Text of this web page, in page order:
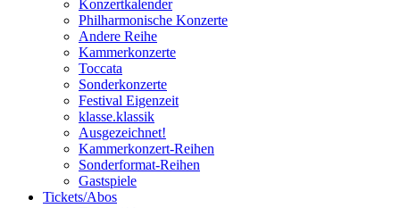
Konzertkalender
Philharmonische Konzerte
Andere Reihe
Kammerkonzerte
Toccata
Sonderkonzerte
Festival Eigenzeit
klasse.klassik
Ausgezeichnet!
Kammerkonzert-Reihen
Sonderformat-Reihen
Gastspiele
Tickets/Abos